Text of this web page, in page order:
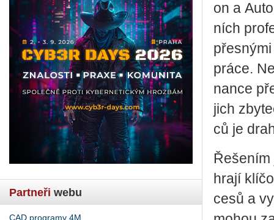
Partneři webu
CAD programy 4M
on a
ních
práce.
nan­ce
jich
ců je
hrají
ce­sů a